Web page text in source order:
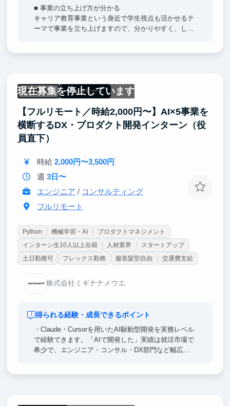
■ 事業の立ち上げ方が分かる
キャリア教育事業という身近で学生視点も活かせるテ
ーマで事業を立ち上げますので、分かりやすく、しか
で、多彩なキャリア事例をお伝えします。日常的に
「濃密なOB訪問」ができますので、将来のキャリア
イメージが明確になります。
■ 高いビジネススキルが身に付く
これまで戦略コンサル・オーナー社長・スタートアッ
た。その中から「これは使える！」という本質的な技
術を伝授いたします。
現在募集を停止しています
未経験OK フルリモート
【フルリモート／時給2,000円〜】AI×5事業を
横断するDX・プロダクト開発インターン（役
員直下）
時給 2,000円〜3,500円
週 3日〜
エンジニア / コンサルティング
フルリモート
Python 機械学習・AI
プロダクトマネジメント
インターン生10人以上在籍
人材業界
スタートアップ
土日勤務可
フレックス勤務 服装髪型自由 交通費支給
株式会社ミギナナメウエ
得られる経験・成長できるポイント
・Claude・Cursorを用いたAI駆動型開発を実務レベル
で経験できます。「AIで開発した」実績は就活市場で
希少で、エンジニア・コンサル・DX部門など幅広い